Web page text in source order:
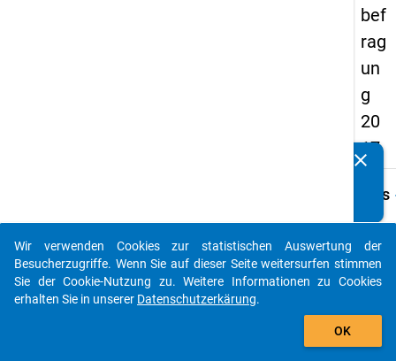
bef
rag
un
g
20
17
Details
B8
clear
auto_stories
add_shopping_cart
Wir verwenden Cookies zur statistischen Auswertung der
Besucherzugriffe. Wenn Sie auf dieser Seite weitersurfen stimmen
Sie der Cookie-Nutzung zu. Weitere Informationen zu Cookies
erhalten Sie in unserer Datenschutzerkärung.
OK